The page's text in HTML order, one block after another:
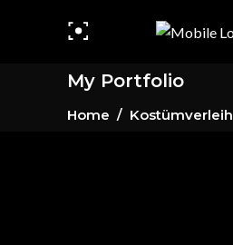
My Portfolio
Home / Kostümverleih